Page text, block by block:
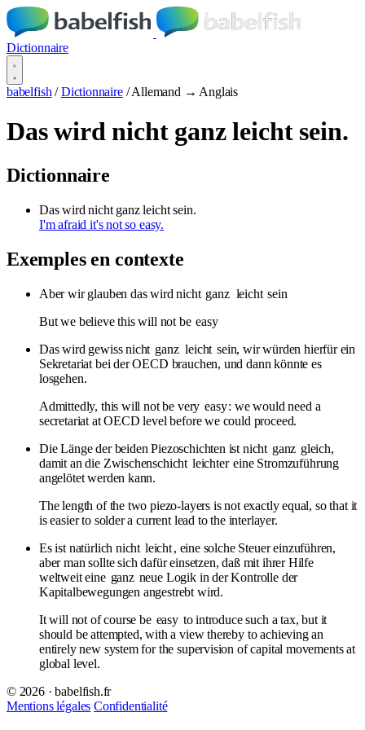
Dictionnaire
babelfish / Dictionnaire / Allemand → Anglais
Das wird nicht ganz leicht sein.
Dictionnaire
Das wird nicht ganz leicht sein.
I'm afraid it's not so easy.
Exemples en contexte
Aber wir glauben das wird nicht ganz leicht sein
But we believe this will not be easy
Das wird gewiss nicht ganz leicht sein, wir würden hierfür ein
Sekretariat bei der OECD brauchen, und dann könnte es
losgehen.
Admittedly, this will not be very easy: we would need a
secretariat at OECD level before we could proceed.
Die Länge der beiden Piezoschichten ist nicht ganz gleich,
damit an die Zwischenschicht leichter eine Stromzuführung
angelötet werden kann.
The length of the two piezo-layers is not exactly equal, so that it
is easier to solder a current lead to the interlayer.
Es ist natürlich nicht leicht, eine solche Steuer einzuführen,
aber man sollte sich dafür einsetzen, daß mit ihrer Hilfe
weltweit eine ganz neue Logik in der Kontrolle der
Kapitalbewegungen angestrebt wird.
It will not of course be easy to introduce such a tax, but it
should be attempted, with a view thereby to achieving an
entirely new system for the supervision of capital movements at
global level.
© 2026 · babelfish.fr
Mentions légales Confidentialité